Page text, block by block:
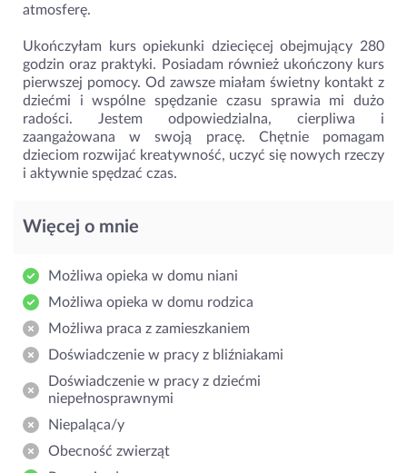
atmosferę.
Ukończyłam kurs opiekunki dziecięcej obejmujący 280
godzin oraz praktyki. Posiadam również ukończony kurs
pierwszej pomocy. Od zawsze miałam świetny kontakt z
dziećmi i wspólne spędzanie czasu sprawia mi dużo
radości. Jestem odpowiedzialna, cierpliwa i
zaangażowana w swoją pracę. Chętnie pomagam
dzieciom rozwijać kreatywność, uczyć się nowych rzeczy
i aktywnie spędzać czas.
Więcej o mnie
Możliwa opieka w domu niani
Możliwa opieka w domu rodzica
Możliwa praca z zamieszkaniem
Doświadczenie w pracy z bliźniakami
Doświadczenie w pracy z dziećmi
niepełnosprawnymi
Niepaląca/y
Obecność zwierząt